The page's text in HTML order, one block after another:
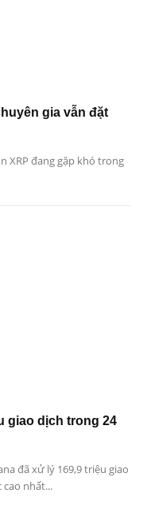
gia vẫn đặt
XRP đang gặp khó trong
giao dịch trong 24
đã xử lý 169,9 triệu giao
nhất...